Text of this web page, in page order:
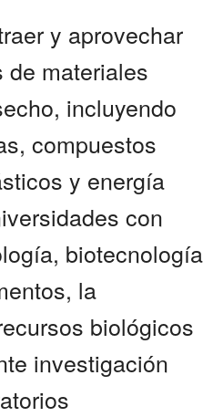
y aprovechar
de materiales
incluyendo
compuestos
y energía
con
biotecnología
la
biológicos
investigación